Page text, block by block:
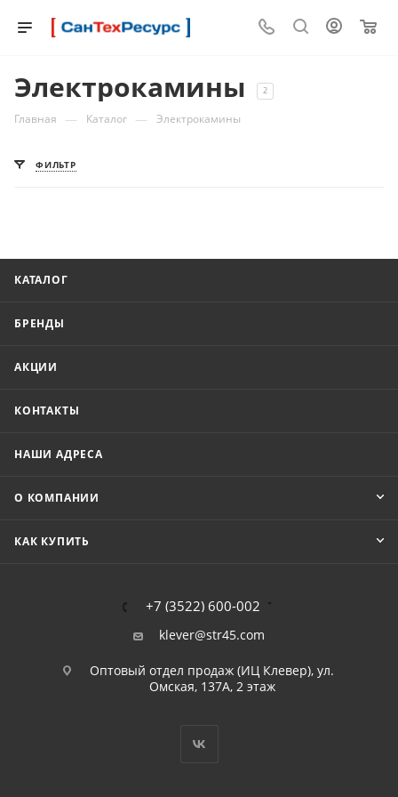
Электрокамины 2
Главная — Каталог — Электрокамины
ФИЛЬТР
КАТАЛОГ
БРЕНДЫ
АКЦИИ
КОНТАКТЫ
НАШИ АДРЕСА
О КОМПАНИИ
КАК КУПИТЬ
+7 (3522) 600-002
klever@str45.com
Оптовый отдел продаж (ИЦ Клевер), ул.
Омская, 137А, 2 этаж